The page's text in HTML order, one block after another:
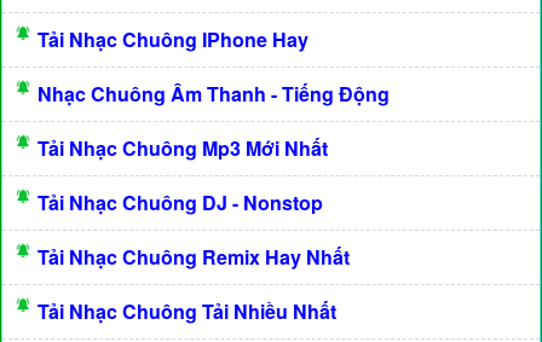
Tải Nhạc Chuông IPhone Hay
Nhạc Chuông Âm Thanh - Tiếng Động
Tải Nhạc Chuông Mp3 Mới Nhất
Tải Nhạc Chuông DJ - Nonstop
Tải Nhạc Chuông Remix Hay Nhất
Tải Nhạc Chuông Tải Nhiều Nhất